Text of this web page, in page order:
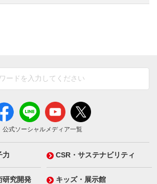
公式ソーシャルメディア一覧
力 CSR・サステナビリティ
研究開発 キッズ・展示館